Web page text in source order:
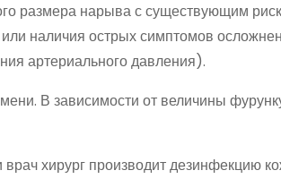
размера нарыва с существующим
наличия острых симптомов
артериального давления).
В зависимости от величины
хирург производит дезинфекцию